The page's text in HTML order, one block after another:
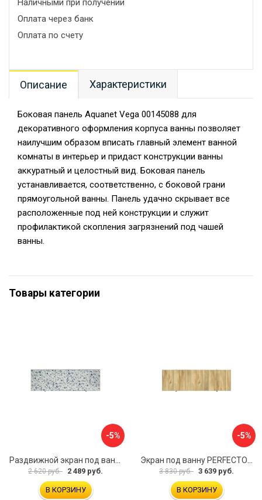
Наличными при получении
Оплата через банк
Оплата по счету
Описание Характеристики
Боковая панель Aquanet Vega 00145088 для
декоративного оформления корпуса ванны позволяет
наилучшим образом вписать главный элемент ванной
комнаты в интерьер и придаст конструкции ванны
аккуратный и целостный вид. Боковая панель
устанавливается, соответственно, с боковой грани
прямоугольной ванны. Панель удачно скрывает все
расположенные под ней конструкции и служит
профилактикой скопления загрязнений под чашей
ванны.
Товары категории
-5%
2 620 руб. 2 489 руб.
В КОРЗИНУ
-5%
3 830 руб. 3 639 руб.
В КОРЗИНУ